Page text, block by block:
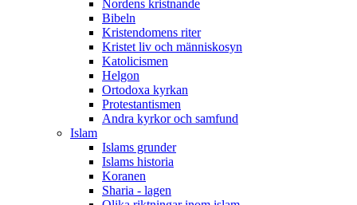
Nordens kristnande
Bibeln
Kristendomens riter
Kristet liv och människosyn
Katolicismen
Helgon
Ortodoxa kyrkan
Protestantismen
Andra kyrkor och samfund
Islam
Islams grunder
Islams historia
Koranen
Sharia - lagen